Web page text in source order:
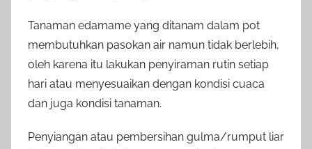
Tanaman edamame yang ditanam dalam pot
membutuhkan pasokan air namun tidak berlebih,
oleh karena itu lakukan penyiraman rutin setiap
hari atau menyesuaikan dengan kondisi cuaca
dan juga kondisi tanaman.
Penyiangan atau pembersihan gulma/rumput liar